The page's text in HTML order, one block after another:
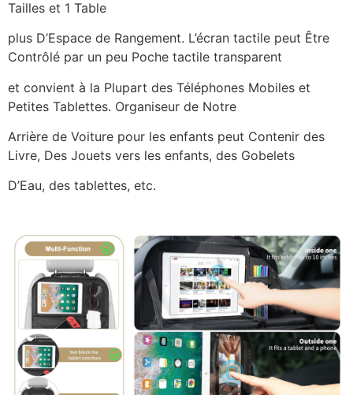
Tailles et 1 Table
plus D’Espace de Rangement. L’écran tactile peut Être
Contrôlé par un peu Poche tactile transparent
et convient à la Plupart des Téléphones Mobiles et
Petites Tablettes. Organiseur de Notre
Arrière de Voiture pour les enfants peut Contenir des
Livre, Des Jouets vers les enfants, des Gobelets
D’Eau, des tablettes, etc.